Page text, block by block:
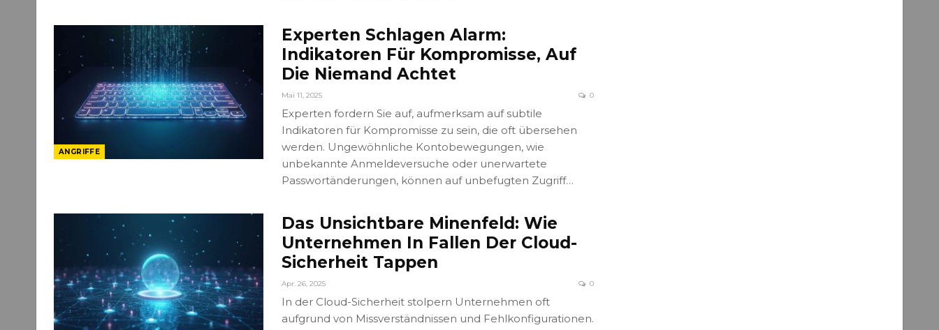
ANGRIFFE
Experten Schlagen Alarm:
Indikatoren Für Kompromisse, Auf
Die Niemand Achtet
Mai 11, 2025 0
Experten fordern Sie auf, aufmerksam auf subtile
Indikatoren für Kompromisse zu sein, die oft übersehen
werden. Ungewöhnliche Kontobewegungen, wie
unbekannte Anmeldeversuche oder unerwartete
Passwortänderungen, können auf unbefugten Zugriff…
Das Unsichtbare Minenfeld: Wie
Unternehmen In Fallen Der Cloud-
Sicherheit Tappen
Apr. 26, 2025 0
In der Cloud-Sicherheit stolpern Unternehmen oft
aufgrund von Missverständnissen und Fehlkonfigurationen.